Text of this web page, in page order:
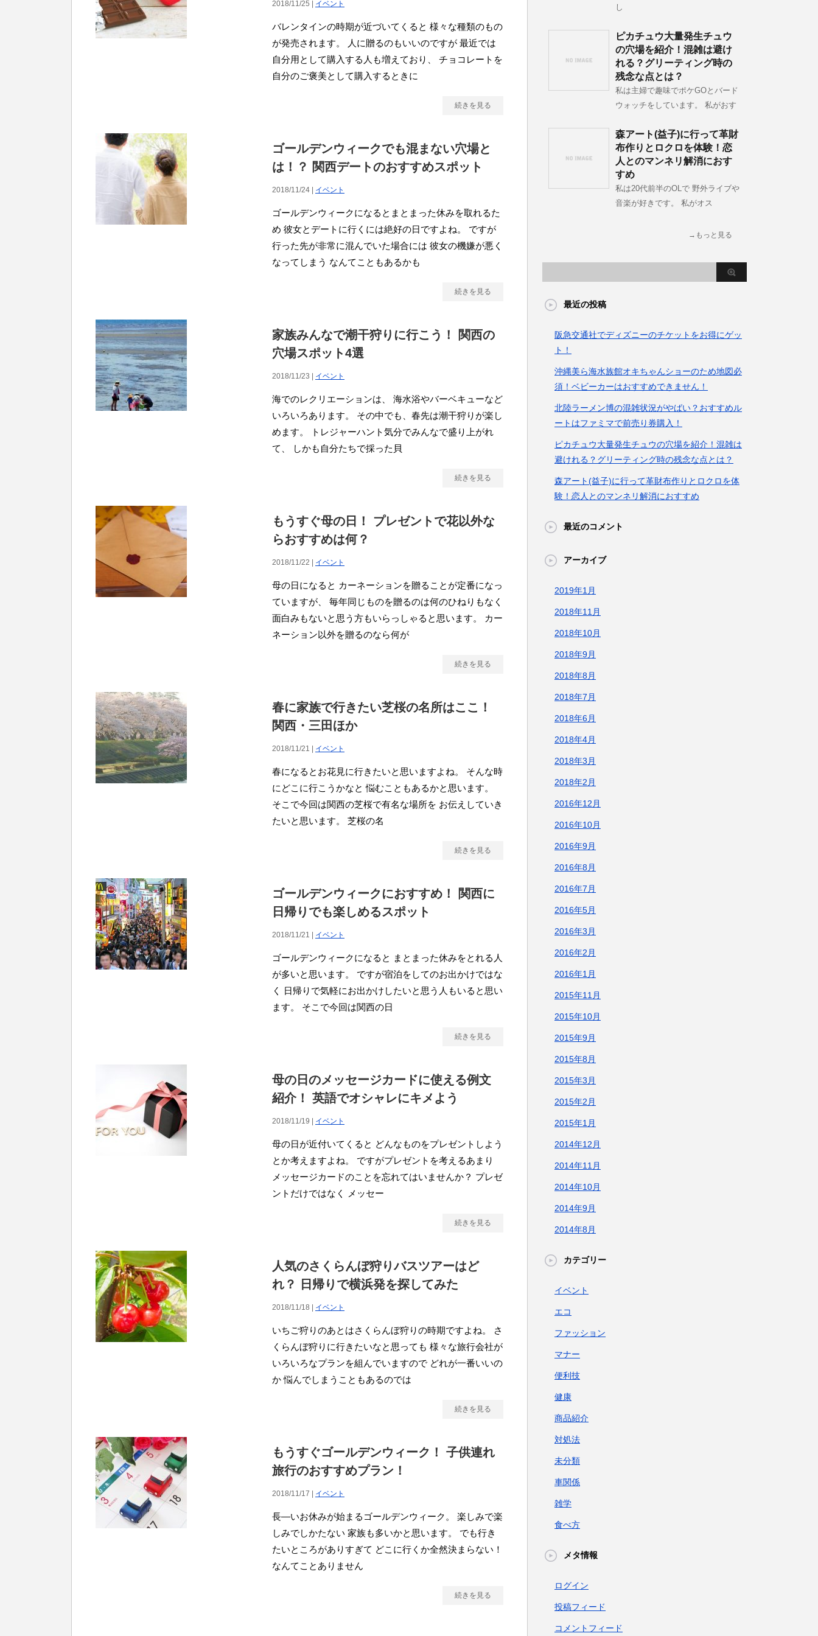
2018/11/25 | イベント
バレンタインの時期が近づいてくると 様々な種類のもの
が発売されます。 人に贈るのもいいのですが 最近では
自分用として購入する人も増えており、 チョコレートを
自分のご褒美として購入するときに
続きを見る
ゴールデンウィークでも混まない穴場と
は！？ 関西デートのおすすめスポット
2018/11/24 | イベント
ゴールデンウィークになるとまとまった休みを取れるた
め 彼女とデートに行くには絶好の日ですよね。 ですが
行った先が非常に混んでいた場合には 彼女の機嫌が悪く
なってしまう なんてこともあるかも
続きを見る
家族みんなで潮干狩りに行こう！ 関西の
穴場スポット4選
2018/11/23 | イベント
海でのレクリエーションは、 海水浴やバーベキューなど
いろいろあります。 その中でも、春先は潮干狩りが楽し
めます。 トレジャーハント気分でみんなで盛り上がれ
て、 しかも自分たちで採った貝
続きを見る
もうすぐ母の日！ プレゼントで花以外な
らおすすめは何？
2018/11/22 | イベント
母の日になると カーネーションを贈ることが定番になっ
ていますが、 毎年同じものを贈るのは何のひねりもなく
面白みもないと思う方もいらっしゃると思います。 カー
ネーション以外を贈るのなら何が
続きを見る
春に家族で行きたい芝桜の名所はここ！
関西・三田ほか
2018/11/21 | イベント
春になるとお花見に行きたいと思いますよね。 そんな時
にどこに行こうかなと 悩むこともあるかと思います。
そこで今回は関西の芝桜で有名な場所を お伝えしていき
たいと思います。 芝桜の名
続きを見る
ゴールデンウィークにおすすめ！ 関西に
日帰りでも楽しめるスポット
2018/11/21 | イベント
ゴールデンウィークになると まとまった休みをとれる人
が多いと思います。 ですが宿泊をしてのお出かけではな
く 日帰りで気軽にお出かけしたいと思う人もいると思い
ます。 そこで今回は関西の日
続きを見る
母の日のメッセージカードに使える例文
紹介！ 英語でオシャレにキメよう
2018/11/19 | イベント
母の日が近付いてくると どんなものをプレゼントしよう
とか考えますよね。 ですがプレゼントを考えるあまり
メッセージカードのことを忘れてはいませんか？ プレゼ
ントだけではなく メッセー
続きを見る
人気のさくらんぼ狩りバスツアーはど
れ？ 日帰りで横浜発を探してみた
2018/11/18 | イベント
いちご狩りのあとはさくらんぼ狩りの時期ですよね。 さ
くらんぼ狩りに行きたいなと思っても 様々な旅行会社が
いろいろなプランを組んでいますので どれが一番いいの
か 悩んでしまうこともあるのでは
続きを見る
もうすぐゴールデンウィーク！ 子供連れ
旅行のおすすめプラン！
2018/11/17 | イベント
長―いお休みが始まるゴールデンウィーク。 楽しみで楽
しみでしかたない 家族も多いかと思います。 でも行き
たいところがありすぎて どこに行くか全然決まらない！
なんてことありません
続きを見る
し
ピカチュウ大量発生チュウ
の穴場を紹介！混雑は避け
れる？グリーティング時の
残念な点とは？
私は主婦で趣味でポケGOとバード
ウォッチをしています。 私がおす
森アート(益子)に行って革財
布作りとロクロを体験！恋
人とのマンネリ解消におす
すめ
私は20代前半のOLで 野外ライブや
音楽が好きです。 私がオス
→もっと見る
最近の投稿
阪急交通社でディズニーのチケットをお得にゲッ
ト！
沖縄美ら海水族館オキちゃんショーのため地図必
須！ベビーカーはおすすめできません！
北陸ラーメン博の混雑状況がやばい？おすすめル
ートはファミマで前売り券購入！
ピカチュウ大量発生チュウの穴場を紹介！混雑は
避けれる？グリーティング時の残念な点とは？
森アート(益子)に行って革財布作りとロクロを体
験！恋人とのマンネリ解消におすすめ
最近のコメント
アーカイブ
2019年1月
2018年11月
2018年10月
2018年9月
2018年8月
2018年7月
2018年6月
2018年4月
2018年3月
2018年2月
2016年12月
2016年10月
2016年9月
2016年8月
2016年7月
2016年5月
2016年3月
2016年2月
2016年1月
2015年11月
2015年10月
2015年9月
2015年8月
2015年3月
2015年2月
2015年1月
2014年12月
2014年11月
2014年10月
2014年9月
2014年8月
カテゴリー
イベント
エコ
ファッション
マナー
便利技
健康
商品紹介
対処法
未分類
車関係
雑学
食べ方
メタ情報
ログイン
投稿フィード
コメントフィード